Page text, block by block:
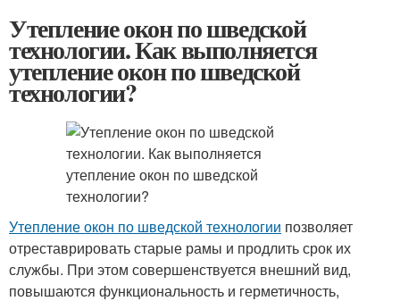
Утепление окон по шведской
технологии. Как выполняется
утепление окон по шведской
технологии?
Утепление окон по шведской технологии позволяет
отреставрировать старые рамы и продлить срок их
службы. При этом совершенствуется внешний вид,
повышаются функциональность и герметичность,